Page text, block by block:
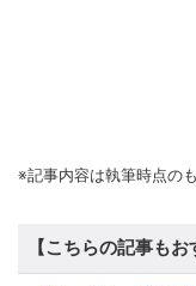
※記事内容は執筆時点の
【こちらの記事もお